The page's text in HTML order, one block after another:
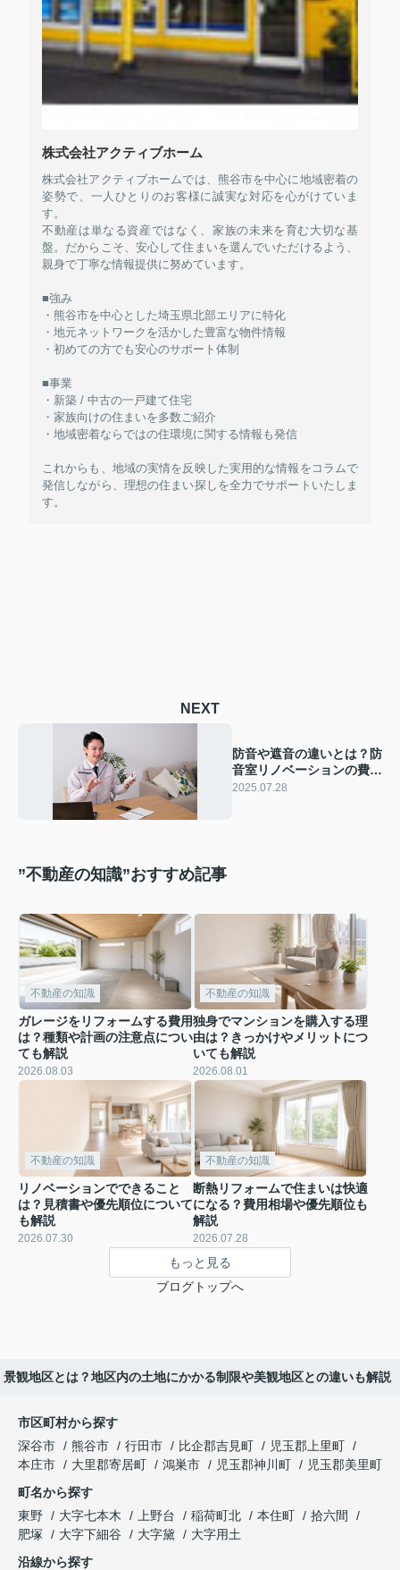
株式会社アクティブホーム
株式会社アクティブホームでは、熊谷市を中心に地域密着の
姿勢で、一人ひとりのお客様に誠実な対応を心がけていま
す。
不動産は単なる資産ではなく、家族の未来を育む大切な基
盤。だからこそ、安心して住まいを選んでいただけるよう、
親身で丁寧な情報提供に努めています。
■強み
・熊谷市を中心とした埼玉県北部エリアに特化
・地元ネットワークを活かした豊富な物件情報
・初めての方でも安心のサポート体制
■事業
・新築 / 中古の一戸建て住宅
・家族向けの住まいを多数ご紹介
・地域密着ならではの住環境に関する情報も発信
これからも、地域の実情を反映した実用的な情報をコラムで
発信しながら、理想の住まい探しを全力でサポートいたしま
す。
NEXT
防音や遮音の違いとは？防
音室リノベーションの費用
やポイントも解説
2025.07.28
”不動産の知識”おすすめ記事
不動産の知識
ガレージをリフォームする費用
は？種類や計画の注意点につい
ても解説
2026.08.03
不動産の知識
独身でマンションを購入する理
由は？きっかけやメリットにつ
いても解説
2026.08.01
不動産の知識
リノベーションでできること
は？見積書や優先順位について
も解説
2026.07.30
不動産の知識
断熱リフォームで住まいは快適
になる？費用相場や優先順位も
解説
2026.07.28
もっと見る
ブログトップへ
景観地区とは？地区内の土地にかかる制限や美観地区との違いも解説
市区町村から探す
深谷市
熊谷市 行田市 比企郡吉見町
児玉郡上里町
本庄市
大里郡寄居町 鴻巣市 児玉郡神川町
児玉郡美里町
町名から探す
東野
大字七本木 上野台 稲荷町北 本住町
拾六間
肥塚
大字下細谷 大字黛
大字用土
沿線から探す